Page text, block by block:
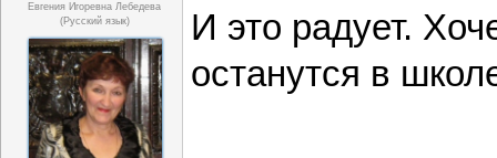
Евгения Игоревна Лебедева
(Русский язык)
И это радует.
останутся в